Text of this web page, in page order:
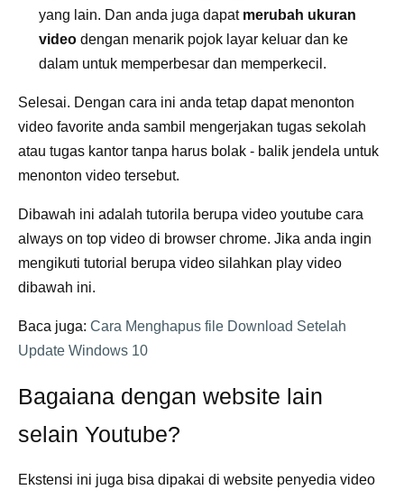
yang lain. Dan anda juga dapat merubah ukuran
video dengan menarik pojok layar keluar dan ke
dalam untuk memperbesar dan memperkecil.
Selesai. Dengan cara ini anda tetap dapat menonton
video favorite anda sambil mengerjakan tugas sekolah
atau tugas kantor tanpa harus bolak - balik jendela untuk
menonton video tersebut.
Dibawah ini adalah tutorila berupa video youtube cara
always on top video di browser chrome. Jika anda ingin
mengikuti tutorial berupa video silahkan play video
dibawah ini.
Baca juga: Cara Menghapus file Download Setelah
Update Windows 10
Bagaiana dengan website lain
selain Youtube?
Ekstensi ini juga bisa dipakai di website penyedia video